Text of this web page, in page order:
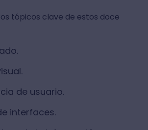
tópicos clave de estos doce
de usuario.
interfaces.